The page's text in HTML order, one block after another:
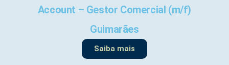
Account – Gestor Comercial (m/f)
Guimarães
Saiba mais